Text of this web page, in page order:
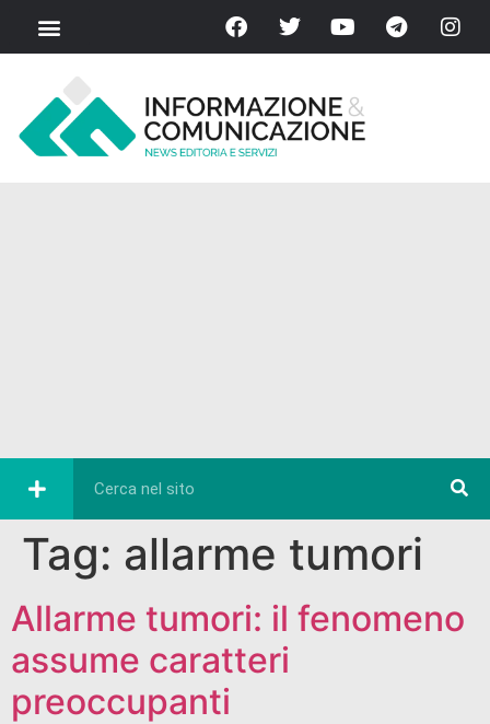
Tag: allarme tumori
Allarme tumori: il fenomeno
assume caratteri
preoccupanti